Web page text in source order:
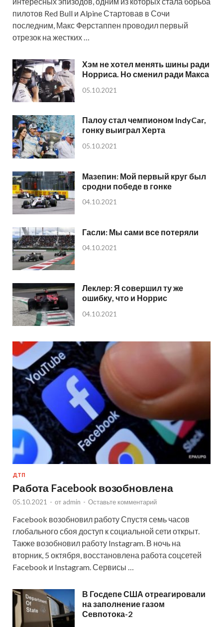
пилотов Red Bull и Alpine Стартовав в Сочи
последним, Макс Ферстаппен проводил первый
отрезок на жестких …
Хэм не хотел менять шины ради
Норриса. Но сменил ради Макса
05.10.2021
Палоу стал чемпионом IndyCar,
гонку выиграл Херта
05.10.2021
Мазепин: Мой первый круг был
сродни победе в гонке
04.10.2021
Гасли: Мы сами все потеряли
04.10.2021
Леклер: Я совершил ту же
ошибку, что и Норрис
04.10.2021
ДТП
Работа Facebook возобновлена
05.10.2021 - от admin - Оставьте комментарий
Facebook возобновил работу Спустя семь часов
глобального сбоя доступ к социальной сети открыт.
Также возобновил работу Instagram. В ночь на
вторник, 5 октября, восстановлена работа соцсетей
Facebook и Instagram. Сервисы …
В Госдепе США отреагировали
на заполнение газом
Севпотока-2